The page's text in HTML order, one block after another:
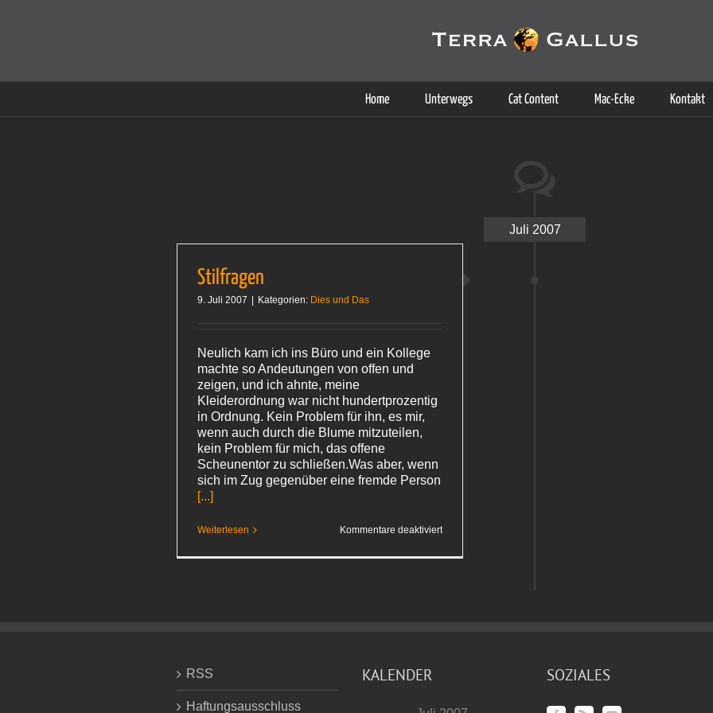
Home Unterwegs Cat Content Mac-Ecke Kontakt
Juli 2007
Stilfragen
9. Juli 2007 Kategorien: Dies und Das
Neulich kam ich ins Büro und ein Kollege
machte so Andeutungen von offen und
zeigen, und ich ahnte, meine
Kleiderordnung war nicht hundertprozentig
in Ordnung. Kein Problem für ihn, es mir,
wenn auch durch die Blume mitzuteilen,
kein Problem für mich, das offene
Scheunentor zu schließen.Was aber, wenn
sich im Zug gegenüber eine fremde Person
[...]
Weiterlesen Kommentare deaktiviertfür
RSS
Haftungsausschluss
KALENDER SOZIALES
Cookies helfen auf auf dieser Seite bei der Bereitstellung der Dienste. Durch die Nutzung dieser Webseite erklären Sie sich
Weitere Informationen